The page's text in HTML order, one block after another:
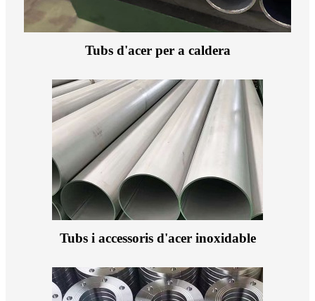
Tubs d'acer per a caldera
Tubs i accessoris d'acer inoxidable